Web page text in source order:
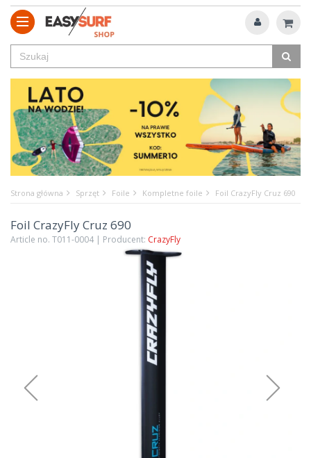
Strona główna Sprzęt Foile Kompletne foile Foil CrazyFly Cruz 690
Foil CrazyFly Cruz 690
Article no. T011-0004 | Producent: CrazyFly